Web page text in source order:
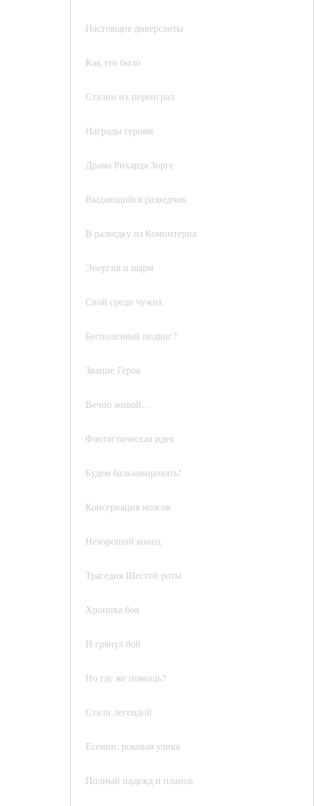
Настоящие диверсанты
Как это было
Сталин их переиграл
Награды героям
Драма Рихарда Зорге
Выдающийся разведчик
В разведку из Коминтерна
Энергия и шарм
Свой среди чужих
Бесполезный подвиг?
Звание Героя
Вечно живой…
Фантастическая идея
Будем бальзамировать!
Консервация мозгов
Нехороший конец
Трагедия Шестой роты
Хроника боя
И грянул бой
Но где же помощь?
Стали легендой
Есенин: роковая улика
Полный надежд и планов